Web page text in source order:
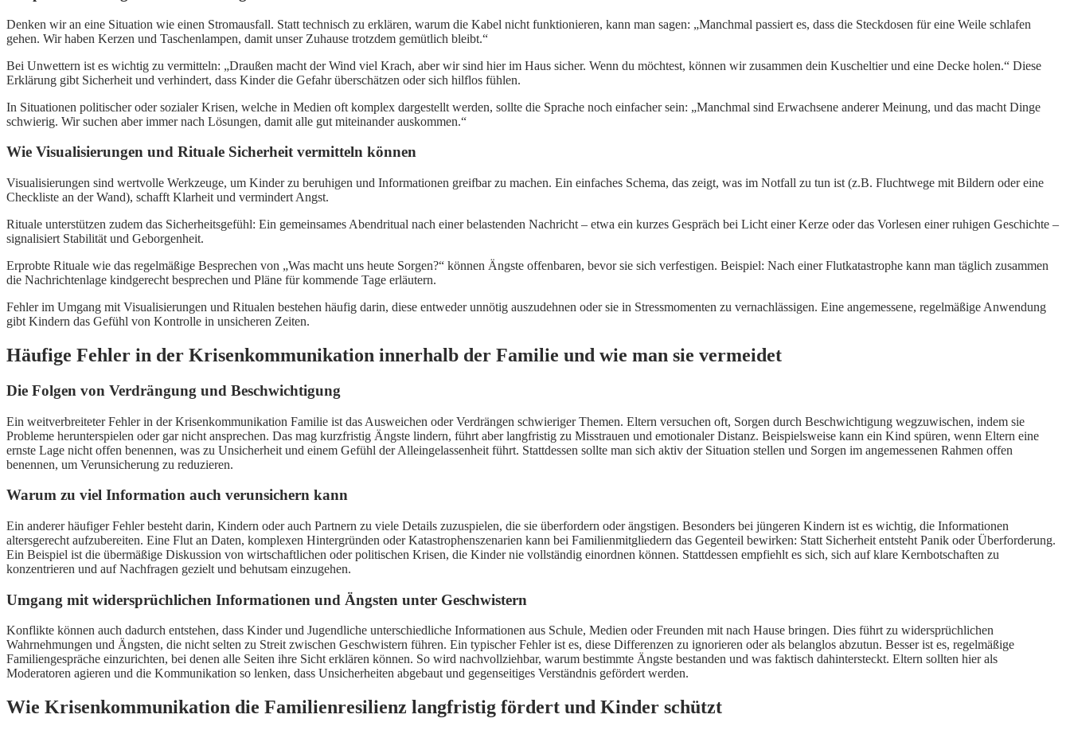
Denken wir an eine Situation wie einen Stromausfall. Statt technisch zu erklären, warum die Kabel nicht funktionieren, kann man sagen: „Manchmal passiert es, dass die Steckdosen für eine Weile schlafen
gehen. Wir haben Kerzen und Taschenlampen, damit unser Zuhause trotzdem gemütlich bleibt.“
Bei Unwettern ist es wichtig zu vermitteln: „Draußen macht der Wind viel Krach, aber wir sind hier im Haus sicher. Wenn du möchtest, können wir zusammen dein Kuscheltier und eine Decke holen.“ Diese
Erklärung gibt Sicherheit und verhindert, dass Kinder die Gefahr überschätzen oder sich hilflos fühlen.
In Situationen politischer oder sozialer Krisen, welche in Medien oft komplex dargestellt werden, sollte die Sprache noch einfacher sein: „Manchmal sind Erwachsene anderer Meinung, und das macht Dinge
schwierig. Wir suchen aber immer nach Lösungen, damit alle gut miteinander auskommen.“
Wie Visualisierungen und Rituale Sicherheit vermitteln können
Visualisierungen sind wertvolle Werkzeuge, um Kinder zu beruhigen und Informationen greifbar zu machen. Ein einfaches Schema, das zeigt, was im Notfall zu tun ist (z.B. Fluchtwege mit Bildern oder eine
Checkliste an der Wand), schafft Klarheit und vermindert Angst.
Rituale unterstützen zudem das Sicherheitsgefühl: Ein gemeinsames Abendritual nach einer belastenden Nachricht – etwa ein kurzes Gespräch bei Licht einer Kerze oder das Vorlesen einer ruhigen Geschichte –
signalisiert Stabilität und Geborgenheit.
Erprobte Rituale wie das regelmäßige Besprechen von „Was macht uns heute Sorgen?“ können Ängste offenbaren, bevor sie sich verfestigen. Beispiel: Nach einer Flutkatastrophe kann man täglich zusammen
die Nachrichtenlage kindgerecht besprechen und Pläne für kommende Tage erläutern.
Fehler im Umgang mit Visualisierungen und Ritualen bestehen häufig darin, diese entweder unnötig auszudehnen oder sie in Stressmomenten zu vernachlässigen. Eine angemessene, regelmäßige Anwendung
gibt Kindern das Gefühl von Kontrolle in unsicheren Zeiten.
Häufige Fehler in der Krisenkommunikation innerhalb der Familie und wie man sie vermeidet
Die Folgen von Verdrängung und Beschwichtigung
Ein weitverbreiteter Fehler in der Krisenkommunikation Familie ist das Ausweichen oder Verdrängen schwieriger Themen. Eltern versuchen oft, Sorgen durch Beschwichtigung wegzuwischen, indem sie
Probleme herunterspielen oder gar nicht ansprechen. Das mag kurzfristig Ängste lindern, führt aber langfristig zu Misstrauen und emotionaler Distanz. Beispielsweise kann ein Kind spüren, wenn Eltern eine
ernste Lage nicht offen benennen, was zu Unsicherheit und einem Gefühl der Alleingelassenheit führt. Stattdessen sollte man sich aktiv der Situation stellen und Sorgen im angemessenen Rahmen offen
benennen, um Verunsicherung zu reduzieren.
Warum zu viel Information auch verunsichern kann
Ein anderer häufiger Fehler besteht darin, Kindern oder auch Partnern zu viele Details zuzuspielen, die sie überfordern oder ängstigen. Besonders bei jüngeren Kindern ist es wichtig, die Informationen
altersgerecht aufzubereiten. Eine Flut an Daten, komplexen Hintergründen oder Katastrophenszenarien kann bei Familienmitgliedern das Gegenteil bewirken: Statt Sicherheit entsteht Panik oder Überforderung.
Ein Beispiel ist die übermäßige Diskussion von wirtschaftlichen oder politischen Krisen, die Kinder nie vollständig einordnen können. Stattdessen empfiehlt es sich, sich auf klare Kernbotschaften zu
konzentrieren und auf Nachfragen gezielt und behutsam einzugehen.
Umgang mit widersprüchlichen Informationen und Ängsten unter Geschwistern
Konflikte können auch dadurch entstehen, dass Kinder und Jugendliche unterschiedliche Informationen aus Schule, Medien oder Freunden mit nach Hause bringen. Dies führt zu widersprüchlichen
Wahrnehmungen und Ängsten, die nicht selten zu Streit zwischen Geschwistern führen. Ein typischer Fehler ist es, diese Differenzen zu ignorieren oder als belanglos abzutun. Besser ist es, regelmäßige
Familiengespräche einzurichten, bei denen alle Seiten ihre Sicht erklären können. So wird nachvollziehbar, warum bestimmte Ängste bestanden und was faktisch dahintersteckt. Eltern sollten hier als
Moderatoren agieren und die Kommunikation so lenken, dass Unsicherheiten abgebaut und gegenseitiges Verständnis gefördert werden.
Wie Krisenkommunikation die Familienresilienz langfristig fördert und Kinder schützt